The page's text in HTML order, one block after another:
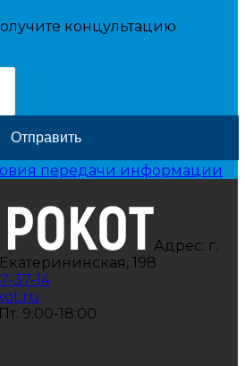
концультацию
передачи информации
Адрес: г.
198
37-14
9:00-18:00